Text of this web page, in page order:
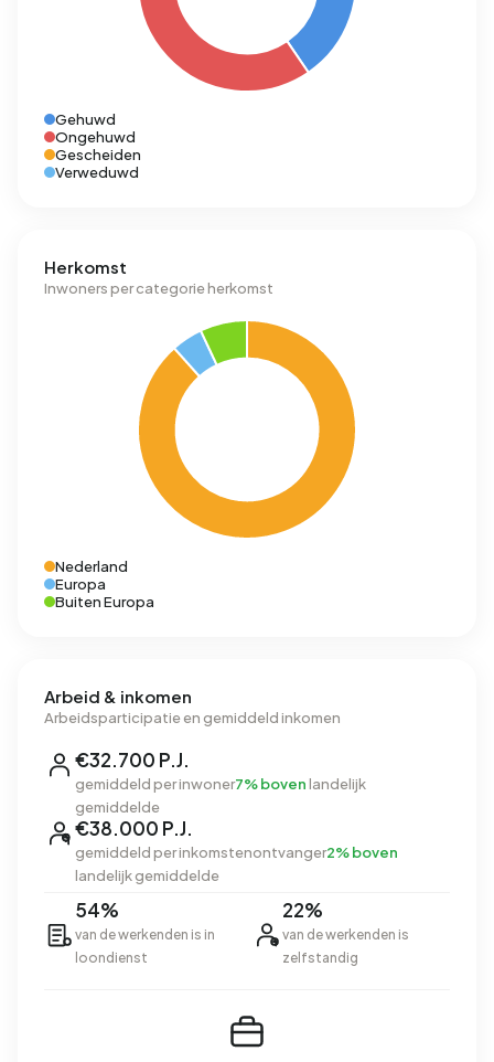
Gehuwd
Ongehuwd
Gescheiden
Verweduwd
Herkomst
Inwoners per categorie herkomst
Nederland
Europa
Buiten Europa
Arbeid & inkomen
Arbeidsparticipatie en gemiddeld inkomen
€32.700 P.J.
gemiddeld per inwoner7% bovenlandelijk
gemiddelde
€38.000 P.J.
gemiddeld per inkomstenontvanger2% boven
landelijk gemiddelde
54%
van de werkenden is in
loondienst
22%
van de werkenden is
zelfstandig